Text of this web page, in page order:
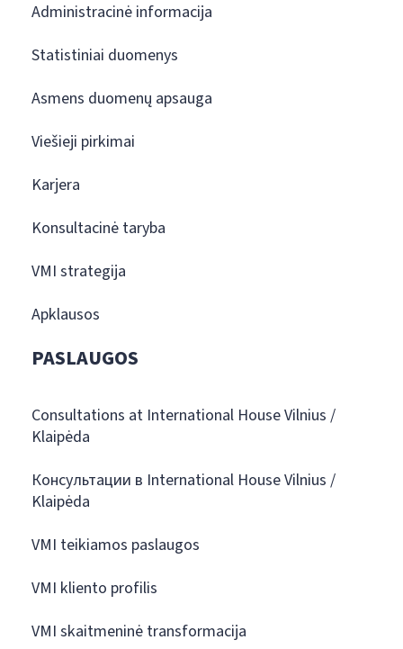
Administracinė informacija
Statistiniai duomenys
Asmens duomenų apsauga
Viešieji pirkimai
Karjera
Konsultacinė taryba
VMI strategija
Apklausos
PASLAUGOS
Consultations at International House Vilnius /
Klaipėda
Консультации в International House Vilnius /
Klaipėda
VMI teikiamos paslaugos
VMI kliento profilis
VMI skaitmeninė transformacija